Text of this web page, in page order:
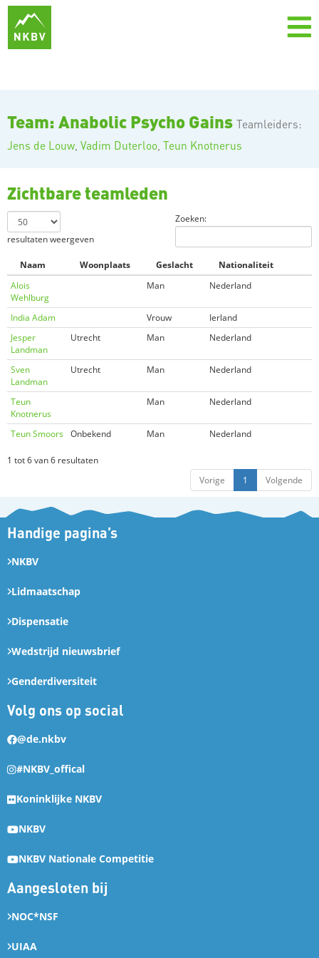
Team: Anabolic Psycho Gains Teamleiders:
Jens de Louw, Vadim Duterloo, Teun Knotnerus
Zichtbare teamleden
resultaten weergeven
Zoeken:
Naam Woonplaats Geslacht
Nationaliteit
Alois
Wehlburg
Man Nederland
India Adam Vrouw
Ierland
Jesper
Landman
Utrecht Man Nederland
Sven
Landman
Utrecht Man Nederland
Teun
Knotnerus
Man Nederland
Teun Smoors Onbekend Man Nederland
1 tot 6 van 6 resultaten
Vorige
1 Volgende
Handige pagina’s
NKBV
Lidmaatschap
Dispensatie
Wedstrijd nieuwsbrief
Genderdiversiteit
Volg ons op social
@de.nkbv
#NKBV_offical
Koninklijke NKBV
NKBV
NKBV Nationale Competitie
Aangesloten bij
NOC*NSF
UIAA